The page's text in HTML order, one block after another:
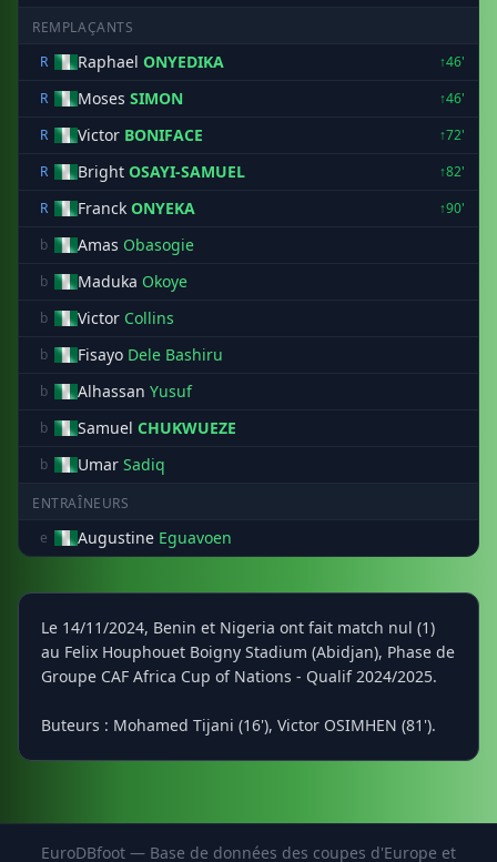
REMPLAÇANTS
R
Raphael ONYEDIKA
↑46'
R
Moses SIMON
↑46'
R
Victor BONIFACE
↑72'
R
Bright OSAYI-SAMUEL
↑82'
R
Franck ONYEKA
↑90'
b
Amas Obasogie
b Maduka Okoye
b Victor Collins
b Fisayo Dele Bashiru
b Alhassan Yusuf
b Samuel CHUKWUEZE
b Umar Sadiq
ENTRAÎNEURS
e
Augustine Eguavoen
Le 14/11/2024, Benin et Nigeria ont fait match nul (1)
au Felix Houphouet Boigny Stadium (Abidjan), Phase de
Groupe CAF Africa Cup of Nations - Qualif 2024/2025.
Buteurs : Mohamed Tijani (16'), Victor OSIMHEN (81').
EuroDBfoot — Base de données des coupes d'Europe et